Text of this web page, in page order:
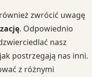
zwrócić uwagę
. Odpowiednio
nasz
postrzegają nas inni.
z różnymi